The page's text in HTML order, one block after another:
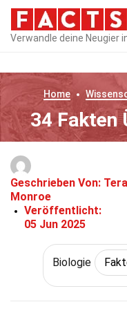
Verwandle deine Neugier
Home
34 Fakten
Geschrieben Von: Tera
Monroe
Veröffentlicht:
05 Jun 2025
Biologie